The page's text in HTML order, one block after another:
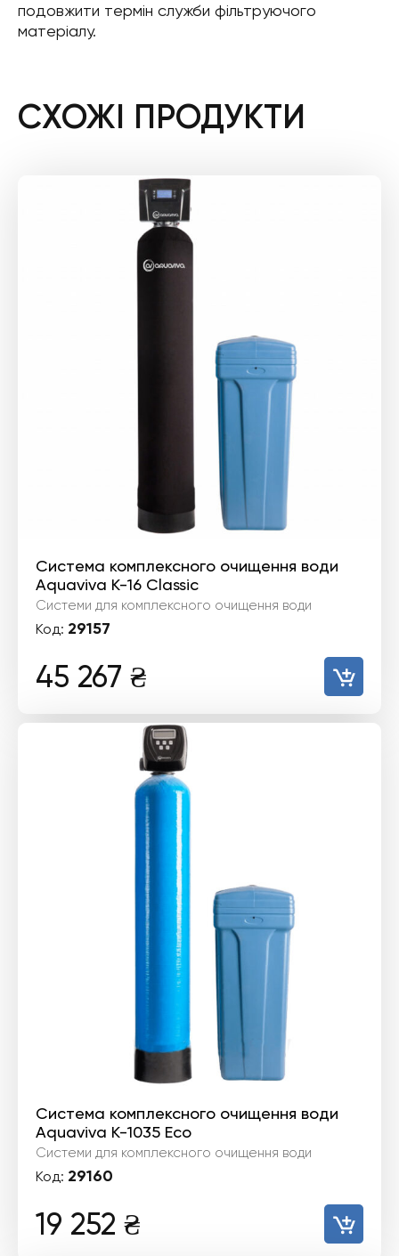
подовжити термін служби фільтруючого
матеріалу.
СХОЖІ ПРОДУКТИ
Система комплексного очищення води
Aquaviva K-16 Classic
Системи для комплексного очищення води
Код: 29157
45 267 ₴
Система комплексного очищення води
Aquaviva K-1035 Eco
Системи для комплексного очищення води
Код: 29160
19 252 ₴